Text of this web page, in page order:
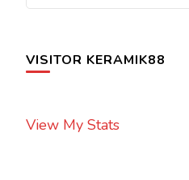
VISITOR KERAMIK88
View My Stats